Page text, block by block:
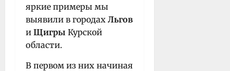
яркие примеры мы
выявили в городах Льгов
и Щигры Курской
области.
В первом из них начиная